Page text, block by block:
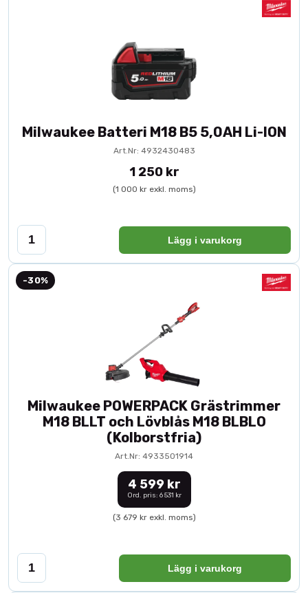
Milwaukee Batteri M18 B5 5,0AH Li-ION
Art.Nr: 4932430483
1 250 kr
(1 000 kr exkl. moms)
Lägg i varukorg
-30%
Milwaukee POWERPACK Grästrimmer
M18 BLLT och Lövblås M18 BLBLO
(Kolborstfria)
Art.Nr: 4933501914
4 599 kr
Ord. pris: 6 531 kr
(3 679 kr exkl. moms)
Lägg i varukorg